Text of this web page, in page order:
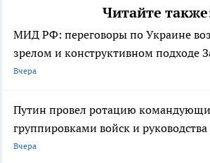
Читайте
МИД РФ: переговоры по Украине
зрелом и конструктивном подходе
Вчера
Путин провел ротацию
группировками войск и
Вчера